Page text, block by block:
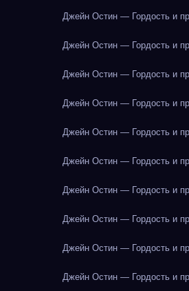
Джейн Остин — Гордость и
Джейн Остин — Гордость и
Джейн Остин — Гордость и
Джейн Остин — Гордость и
Джейн Остин — Гордость и
Джейн Остин — Гордость и
Джейн Остин — Гордость и
Джейн Остин — Гордость и
Джейн Остин — Гордость и
Джейн Остин — Гордость и